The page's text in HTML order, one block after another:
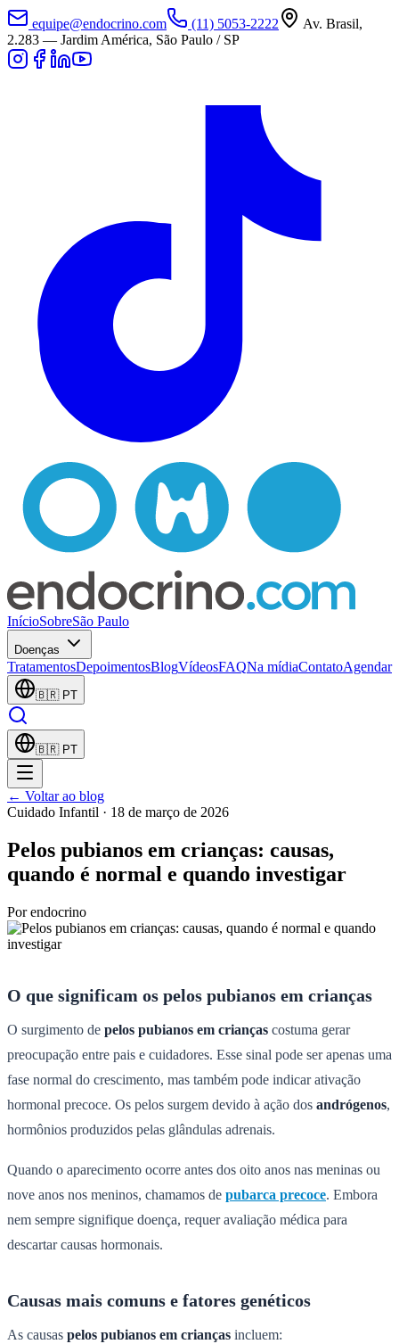
equipe@endocrino.com (11) 5053-2222
Av. Brasil,
2.283 — Jardim América, São Paulo / SP
InícioSobreSão Paulo
Doenças
TratamentosDepoimentosBlogVídeosFAQNa mídiaContatoAgendar
🇧🇷 PT
🇧🇷 PT
← Voltar ao blog
Cuidado Infantil · 18 de março de 2026
Pelos pubianos em crianças: causas,
quando é normal e quando investigar
Porendocrino
O que significam os pelos pubianos em crianças
O surgimento de pelos pubianos em crianças costuma gerar
preocupação entre pais e cuidadores. Esse sinal pode ser apenas uma
fase normal do crescimento, mas também pode indicar ativação
hormonal precoce. Os pelos surgem devido à ação dos andrógenos,
hormônios produzidos pelas glândulas adrenais.
Quando o aparecimento ocorre antes dos oito anos nas meninas ou
nove anos nos meninos, chamamos de pubarca precoce. Embora
nem sempre signifique doença, requer avaliação médica para
descartar causas hormonais.
Causas mais comuns e fatores genéticos
As causas pelos pubianos em crianças incluem: